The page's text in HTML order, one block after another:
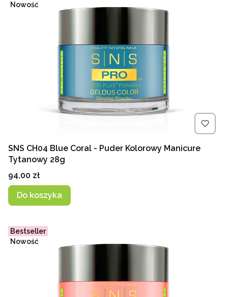
Nowość
SNS CH04 Blue Coral - Puder Kolorowy Manicure
Tytanowy 28g
Cena
94,00 zł
Do koszyka
Bestseller
Nowość